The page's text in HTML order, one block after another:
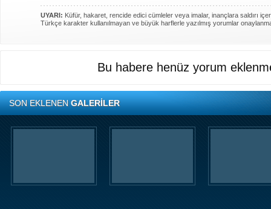
UYARI: Küfür, hakaret, rencide edici cümleler veya imalar, inançlara saldırı
Türkçe karakter kullanılmayan ve büyük harflerle yazılmış yorumlar
Bu habere henüz yorum
SON EKLENENGALERİLER